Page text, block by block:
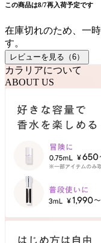
この商品は8/7再入荷予定です
在庫切れのため、一
す。
レビューを見る（6）
カラリアについて
ABOUT US